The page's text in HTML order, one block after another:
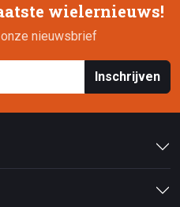
wielernieuws!
nieuwsbrief
Inschrijven